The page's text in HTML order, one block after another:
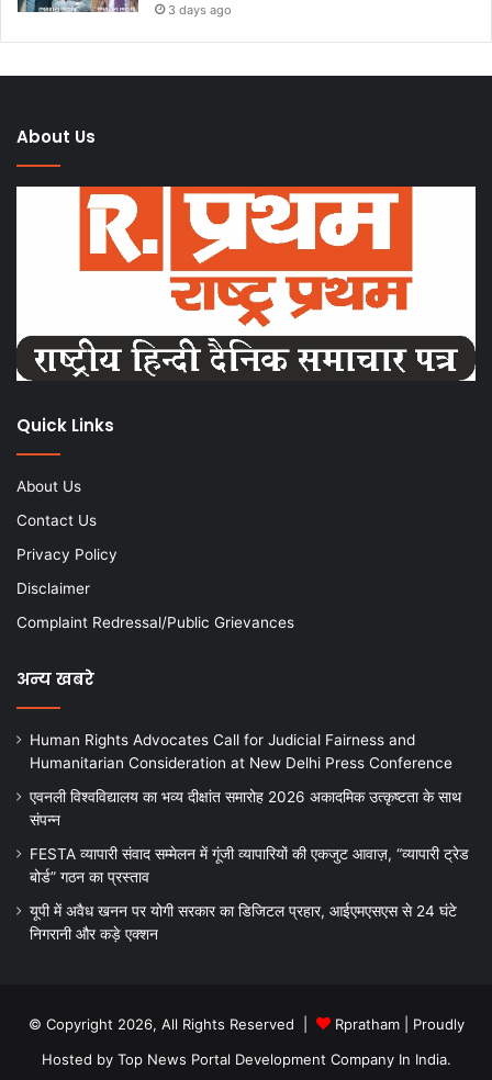
3 days ago
About Us
Quick Links
About Us
Contact Us
Privacy Policy
Disclaimer
Complaint Redressal/Public Grievances
अन्य खबरे
Human Rights Advocates Call for Judicial Fairness and
Humanitarian Consideration at New Delhi Press Conference
एवनली विश्वविद्यालय का भव्य दीक्षांत समारोह 2026 अकादमिक उत्कृष्टता के साथ
संपन्न
FESTA व्यापारी संवाद सम्मेलन में गूंजी व्यापारियों की एकजुट आवाज़, “व्यापारी ट्रेड
बोर्ड” गठन का प्रस्ताव
यूपी में अवैध खनन पर योगी सरकार का डिजिटल प्रहार, आईएमएसएस से 24 घंटे
निगरानी और कड़े एक्शन
© Copyright 2026, All Rights Reserved | Rpratham| Proudly
Hosted by Top News Portal Development Company In India.